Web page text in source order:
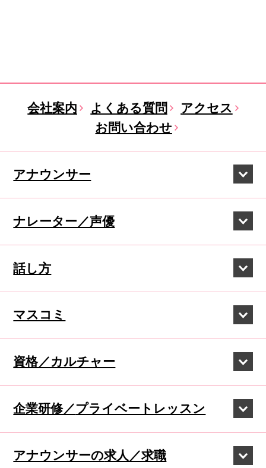
会社案内 よくある質問
アクセス
お問い合わせ
アナウンサー
ナレーター／声優
話し方
マスコミ
資格／カルチャー
企業研修／プライベートレッスン
アナウンサーの求人／求職